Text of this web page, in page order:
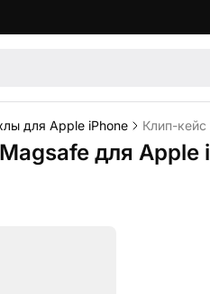
для Apple iPhone Клип-кейс
для